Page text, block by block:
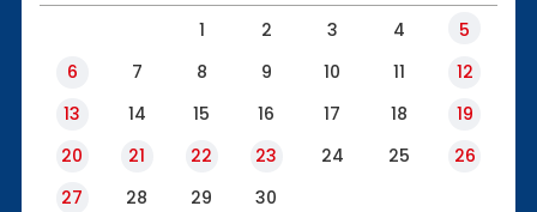
1 2 3 4
5
6
7 8 9 10 11
12
13
14 15 16 17 18
19
20
21 22 23 24 25
26
27
28 29 30